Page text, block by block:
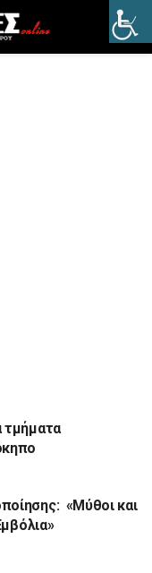
τμήματα
«Μύθοι και